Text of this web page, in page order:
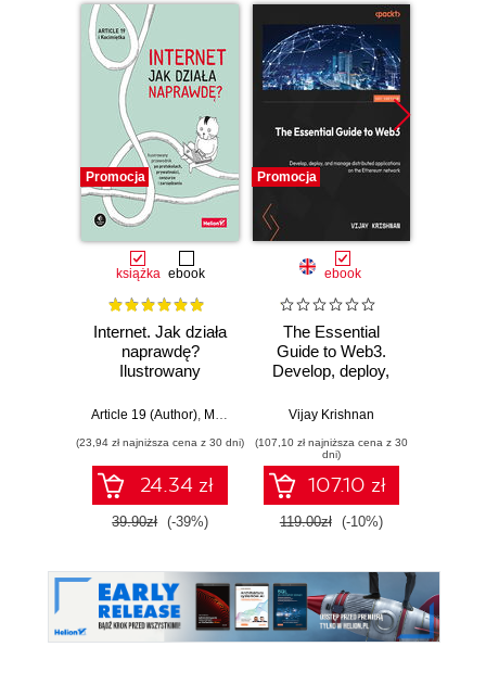
Promocja
książka ebook
Internet. Jak działa
naprawdę?
Ilustrowany
protokołach,
cenzurze i
zarządzaniu
Article 19 (Author) Mallory Knodel (Contributor) ,
(23,94 zł najniższa cena z 30 dni)
24.34 zł
39.90zł (-39%)
Promocja
ebook
The Essential
Guide to Web3.
Develop, deploy,
distributed
Ethereum network
Vijay Krishnan
(107,10 zł najniższa cena z 30
dni)
107.10 zł
119.00zł (-10%)